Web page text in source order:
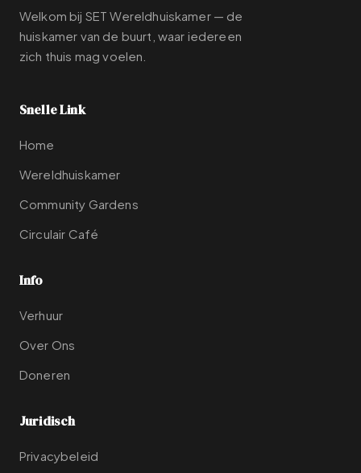
Welkom bij SET Wereldhuiskamer — de
huiskamer van de buurt, waar iedereen
zich thuis mag voelen.
Snelle Link
Home
Wereldhuiskamer
Community Gardens
Circulair Café
Info
Verhuur
Over Ons
Doneren
Juridisch
Privacybeleid